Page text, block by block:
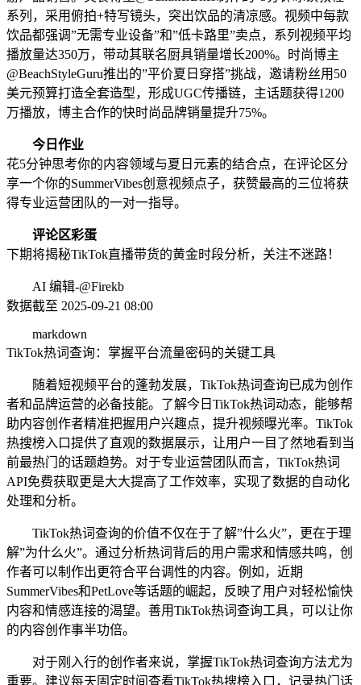
系列，采用俯拍+特写镜头，突出饮品的清凉感。视频中每款
饮品都强调”无需专业设备”和”低卡路里”卖点，系列视频平均
播放量达350万，带动其联名厨具销量增长200%。时尚博主
@BeachStyleGuru推出的”平价夏日穿搭”挑战，邀请粉丝用50
美元预算打造全套造型，形成UGC传播链，主话题获得1200
万播放，博主合作的快时尚品牌销量提升75%。
今日作业
花5分钟思考你的内容领域与夏日元素的结合点，在评论区分
享一个你的SummerVibes创意视频点子，获赞最高的三位将获
得专业运营团队的一对一指导。
评论区彩蛋
下期将揭秘TikTok直播带货的黄金时段分析，关注不迷路！
AI 编辑-@Firekb
数据截至 2025-09-21 08:00
markdown
TikTok热词查询：掌握平台流量密码的关键工具
随着短视频平台的蓬勃发展，TikTok热词查询已成为创作
者和品牌运营的必备技能。了解今日TikTok热词动态，能够帮
助内容创作者精准把握用户兴趣点，提升视频曝光率。TikTok
热搜榜入口提供了直观的数据展示，让用户一目了然地看到当
前最热门的话题趋势。对于专业运营团队而言，TikTok热词
API免费获取更是大大提高了工作效率，实现了数据的自动化
处理和分析。
TikTok热词查询的价值不仅在于了解”什么火”，更在于理
解”为什么火”。通过分析热词背后的用户需求和情感共鸣，创
作者可以制作出更符合平台调性的内容。例如，近期
SummerVibes和PetLove等话题的崛起，反映了用户对轻松愉快
内容和情感连接的渴望。善用TikTok热词查询工具，可以让你
的内容创作事半功倍。
对于刚入行的创作者来说，掌握TikTok热词查询方法尤为
重要。建议每天固定时间查看TikTok热搜榜入口，记录热门话